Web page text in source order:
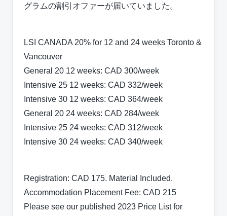
グラムの割引オファーが届いていました。
LSI CANADA 20% for 12 and 24 weeks Toronto &
Vancouver
General 20 12 weeks: CAD 300/week
Intensive 25 12 weeks: CAD 332/week
Intensive 30 12 weeks: CAD 364/week
General 20 24 weeks: CAD 284/week
Intensive 25 24 weeks: CAD 312/week
Intensive 30 24 weeks: CAD 340/week
Registration: CAD 175. Material Included.
Accommodation Placement Fee: CAD 215
Please see our published 2023 Price List for